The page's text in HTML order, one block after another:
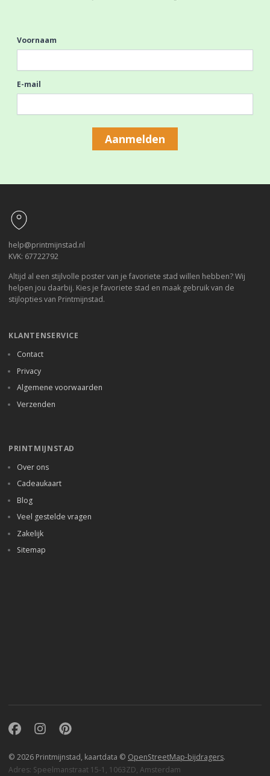
Voornaam
E-mail
Aanmelden
help@printmijnstad.nl
KVK: 67722792
Altijd al een stijlvolle poster van je favoriete stad willen hebben? Wij
helpen jou daarbij. Kies je favoriete stad en maak gebruik van de
stijlopties van Printmijnstad.
KLANTENSERVICE
Contact
Privacy
Algemene voorwaarden
Verzenden
PRINTMIJNSTAD
Over ons
Cadeaukaart
Blog
Veel gestelde vragen
Zakelijk
Sitemap
FacebookInstagramPinterest
© 2026 Printmijnstad, kaartdata © OpenStreetMap-bijdragers.
Adres: Speelmanstraat 15-1, 1063ZD, Amsterdam